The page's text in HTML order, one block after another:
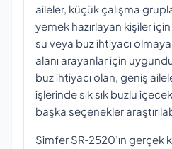
aileler, küçük çalışma
yemek hazırlayan kişiler
su veya buz ihtiyacı
alanı arayanlar için
buz ihtiyacı olan, geniş
işlerinde sık sık buzlu
başka seçenekler
Simfer SR‑2520’ın gerçek